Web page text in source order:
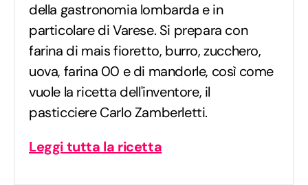
della gastronomia lombarda e in
particolare di Varese. Si prepara con
farina di mais fioretto, burro, zucchero,
uova, farina 00 e di mandorle, così come
vuole la ricetta dell'inventore, il
pasticciere Carlo Zamberletti.
Leggi tutta la ricetta